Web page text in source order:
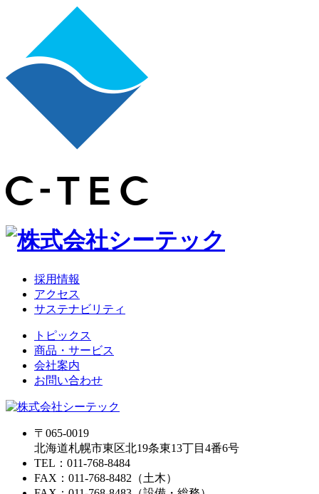
採用情報
アクセス
サステナビリティ
トピックス
商品・サービス
会社案内
お問い合わせ
〒065-0019
北海道札幌市東区北19条東13丁目4番6号
TEL：011-768-8484
FAX：011-768-8482（土木）